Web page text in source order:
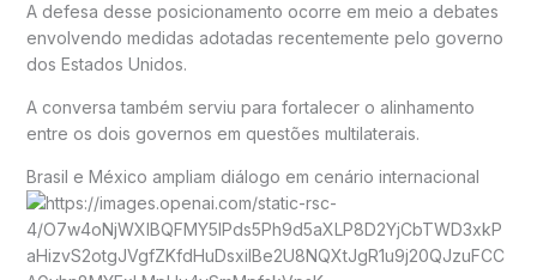
A defesa desse posicionamento ocorre em meio a debates
envolvendo medidas adotadas recentemente pelo governo
dos Estados Unidos.
A conversa também serviu para fortalecer o alinhamento
entre os dois governos em questões multilaterais.
Brasil e México ampliam diálogo em cenário internacional